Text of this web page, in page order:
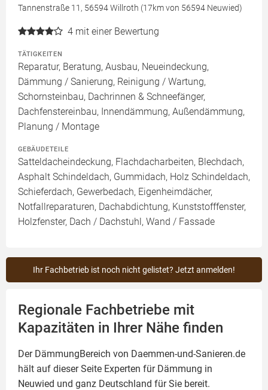
Tannenstraße 11, 56594 Willroth (17km von 56594 Neuwied)
4 mit einer Bewertung
TÄTIGKEITEN
Reparatur, Beratung, Ausbau, Neueindeckung,
Dämmung / Sanierung, Reinigung / Wartung,
Schornsteinbau, Dachrinnen & Schneefänger,
Dachfenstereinbau, Innendämmung, Außendämmung,
Planung / Montage
GEBÄUDETEILE
Satteldacheindeckung, Flachdacharbeiten, Blechdach,
Asphalt Schindeldach, Gummidach, Holz Schindeldach,
Schieferdach, Gewerbedach, Eigenheimdächer,
Notfallreparaturen, Dachabdichtung, Kunststofffenster,
Holzfenster, Dach / Dachstuhl, Wand / Fassade
Ihr Fachbetrieb ist noch nicht gelistet? Jetzt anmelden!
Regionale Fachbetriebe mit
Kapazitäten in Ihrer Nähe finden
Der DämmungBereich von Daemmen-und-Sanieren.de
hält auf dieser Seite Experten für Dämmung in
Neuwied und ganz Deutschland für Sie bereit.